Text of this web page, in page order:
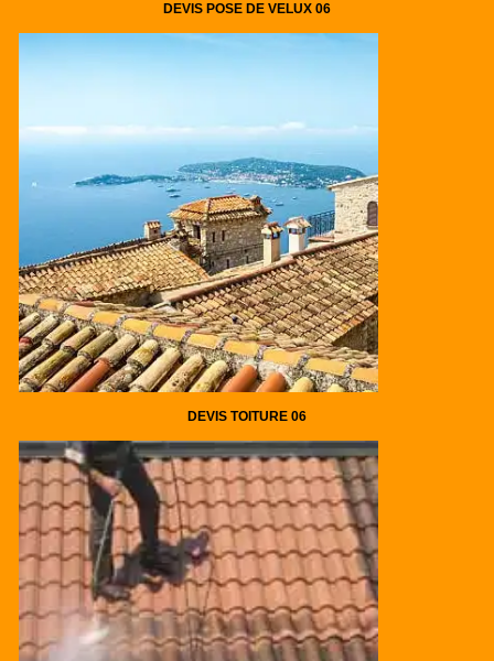
DEVIS POSE DE VELUX 06
DEVIS TOITURE 06